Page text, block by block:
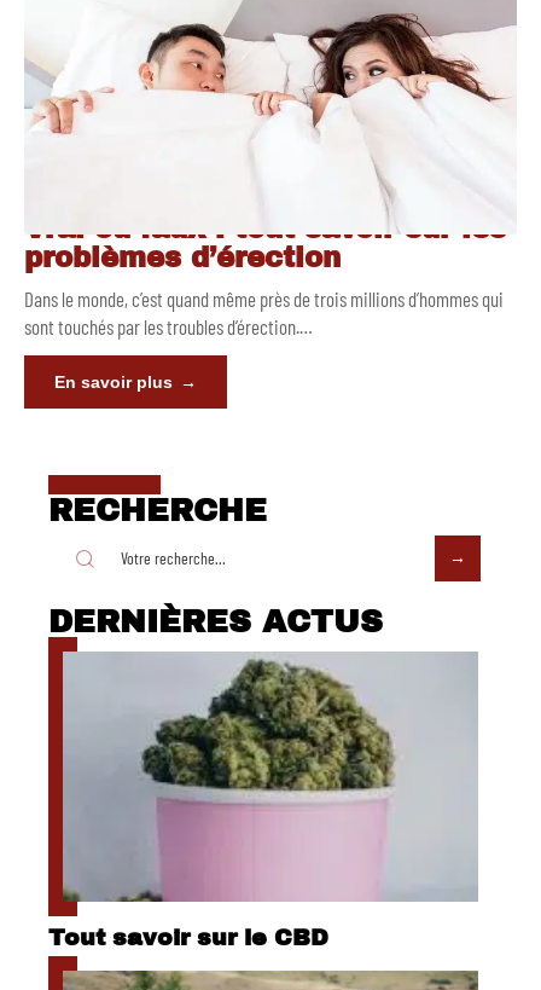
Vrai ou faux : tout savoir sur les
problèmes d’érection
Dans le monde, c’est quand même près de trois millions d’hommes qui
sont touchés par les troubles d’érection.…
En savoir plus
RECHERCHE
DERNIÈRES ACTUS
Tout savoir sur le CBD